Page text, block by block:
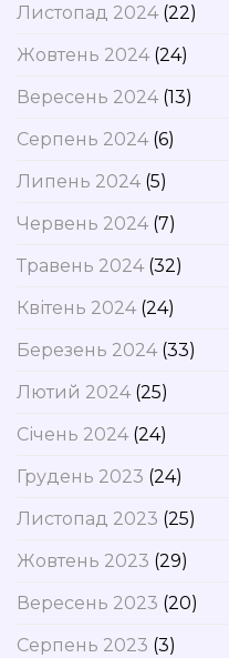
Листопад 2024(22)
Жовтень 2024(24)
Вересень 2024(13)
Серпень 2024(6)
Липень 2024(5)
Червень 2024(7)
Травень 2024(32)
Квітень 2024(24)
Березень 2024(33)
Лютий 2024(25)
Січень 2024(24)
Грудень 2023 (24)
Листопад 2023 (25)
Жовтень 2023 (29)
Вересень 2023 (20)
Серпень 2023 (3)